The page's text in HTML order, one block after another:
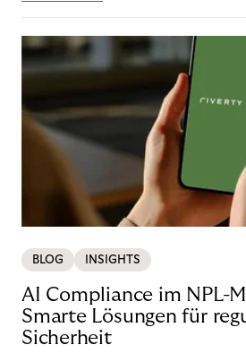
BLOG INSIGHTS
AI Compliance im NPL-
Smarte Lösungen für
Sicherheit